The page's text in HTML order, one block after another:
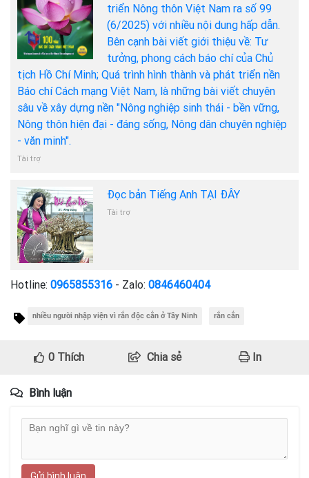
triển Nông thôn Việt Nam ra số 99
(6/2025) với nhiều nội dung hấp dẫn.
Bên cạnh bài viết giới thiệu về: Tư
tưởng, phong cách báo chí của Chủ
tịch Hồ Chí Minh; Quá trình hình thành và phát triển nền
Báo chí Cách mạng Việt Nam, là những bài viết chuyên
sâu về xây dựng nền "Nông nghiệp sinh thái - bền vững,
Nông thôn hiện đại - đáng sống, Nông dân chuyên nghiệp
- văn minh".
Tài trợ
Đọc bản Tiếng Anh TẠI ĐÂY
Tài trợ
Hotline: 0965855316 - Zalo: 0846460404
nhiều người nhập viện vì rắn độc cắn ở Tây Ninh rắn cắn
0Thích Chia sẻ In
Bình luận
Gửi bình luận